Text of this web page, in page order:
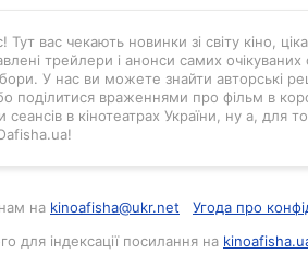
вас чекають новинки зі світу кіно,
трейлери і анонси самих
У нас ви можете знайти авторські
поділитися враженнями про фільм в
в кінотеатрах України, ну а, для
на kinoafisha@ukr.net
Угода про
для індексації посилання на